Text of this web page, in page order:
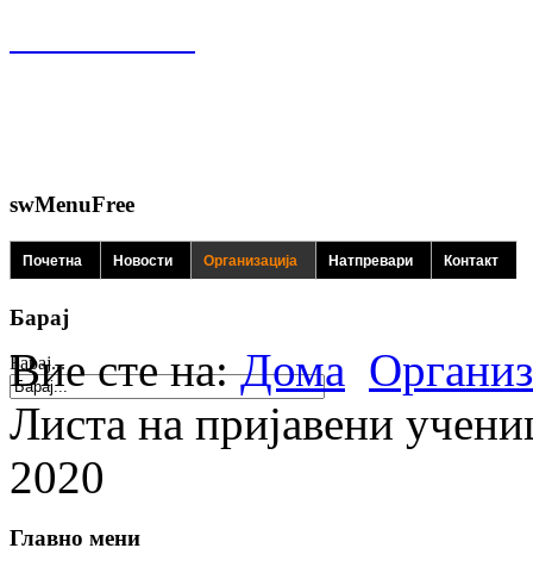
swMenuFree
Почетна Новости Организација Натпревари Контакт
Барај
Барај...
Вие сте на:Дома
Листа на пријавени
2020
Главно мени